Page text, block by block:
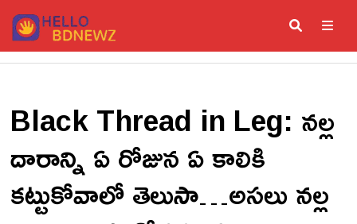
Skip
to
content
Black Thread in Leg: నల్ల
దారాన్ని ఏ రోజున ఏ కాలికి
కట్టుకోవాలో తెలుసా…అసలు నల్ల